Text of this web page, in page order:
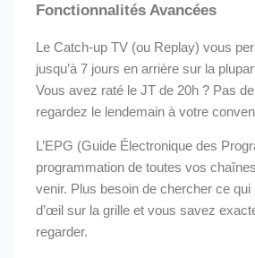
Fonctionnalités Avancées
Le Catch-up TV (ou Replay) vous
jusqu’à 7 jours en arrière sur la
Vous avez raté le JT de 20h ? Pas
regardez le lendemain à votre
L’EPG (Guide Électronique des
programmation de toutes vos
venir. Plus besoin de chercher ce
d’œil sur la grille et vous savez
regarder.